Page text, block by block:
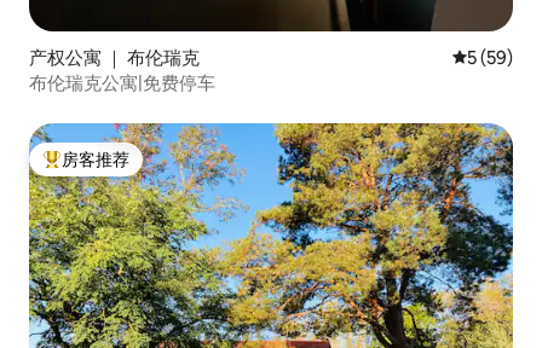
产权公寓 ｜ 布伦瑞克 平均评分
5 (59)
布伦瑞克公寓|免费停车
热门「房客推荐」
房客推荐